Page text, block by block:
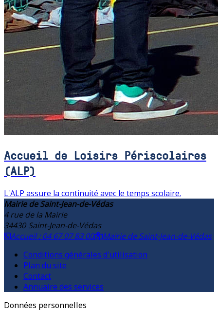
Accueil de Loisirs Périscolaires
(ALP)
L'ALP assure la continuité avec le temps scolaire.
Mairie de Saint-Jean-de-Védas
4 rue de la Mairie
34430 Saint-Jean-de-Védas
Accueil : 04 67 07 83 00
Mairie de Saint-Jean-de-Védas
Conditions générales d'utilisation
Plan du site
Contact
Annuaire des services
Données personnelles